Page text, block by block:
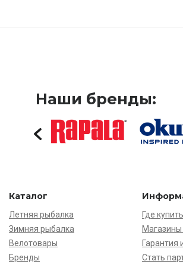
Наши бренды:
Каталог
Летняя рыбалка
Зимняя рыбалка
Велотовары
Бренды
Где купить
Магазины
Гарантия
Стать